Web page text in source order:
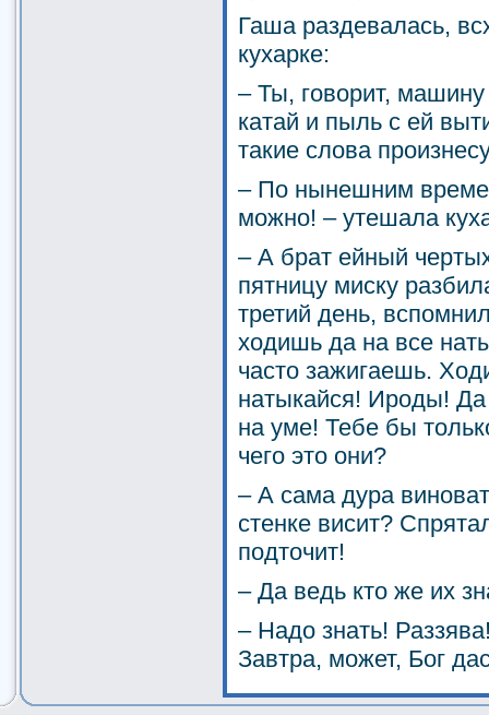
Гаша раздевалась,
кухарке:
– Ты, говорит,
катай и пыль с ей
такие слова
– По нынешним
можно! – утешала
– А брат ейный
пятницу миску
третий день,
ходишь да на все
часто зажигаешь.
натыкайся! Ироды! Да
на уме! Тебе бы
чего это они?
– А сама дура
стенке висит?
подточит!
– Да ведь кто же их
– Надо знать!
Завтра, может, Бог